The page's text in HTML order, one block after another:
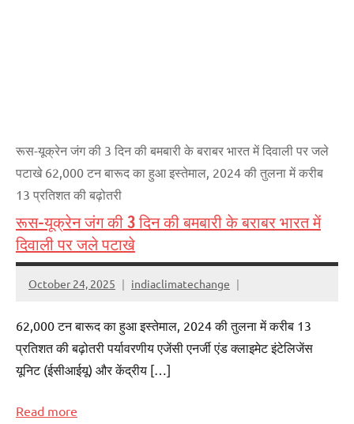
रूस-यूक्रेन जंग की 3 दिन की बमबारी के बराबर भारत में दिवाली पर जले
पटाखे 62,000 टन बारूद का हुआ इस्तेमाल, 2024 की तुलना में करीब
13 प्रतिशत की बढ़ोतरी
रूस-यूक्रेन जंग की 3 दिन की बमबारी के बराबर भारत में
दिवाली पर जले पटाखे
October 24, 2025 indiaclimatechange
62,000 टन बारूद का हुआ इस्तेमाल, 2024 की तुलना में करीब 13
प्रतिशत की बढ़ोतरी पर्यावरणीय एजेंसी एनर्जी एंड क्लाइमेट इंटेलिजेंस
यूनिट (ईसीआईयू) और केंद्रीय […]
Read more